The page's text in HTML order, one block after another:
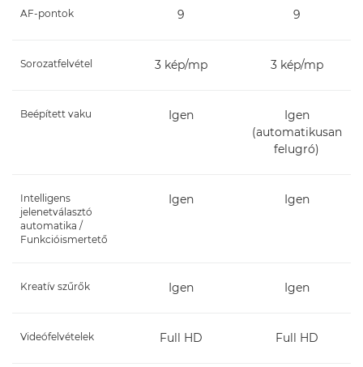
AF-pontok 9 9
Sorozatfelvétel 3 kép/mp 3 kép/mp
Beépített vaku Igen
Igen
(automatikusan
felugró)
Intelligens
jelenetválasztó
automatika /
Funkcióismertető
Igen Igen
Kreatív szűrők Igen Igen
Videófelvételek Full HD Full HD